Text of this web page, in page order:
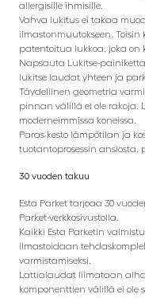
allergisille ihmisille.
Vahva lukitus ei takaa
ilmastonmuutokseen.
patentoitua lukkoa, joka on
Napsauta Lukitse-
lukitse laudat yhteen ja
Täydellinen geometria
pinnan välillä ei ole rakoja.
moderneimmissa koneissa.
Paras kesto lämpötilan ja
tuotantoprosessin ansiosta,
30 vuoden takuu
Esta Parket tarjoaa 30
Parket-verkkosivustolla.
Kaikki Esta Parketin
ilmastoidaan
varmistamiseksi.
Lattialaudat liimataan
komponenttien välillä ei ole